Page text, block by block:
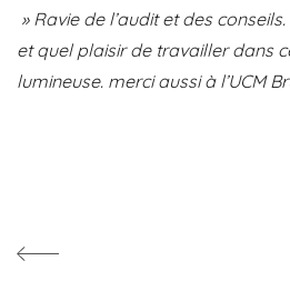
» Raviede l’auditet des conseils.
et quel plaisir de travaillerdans
lumineuse. merci aussi à l’UCM